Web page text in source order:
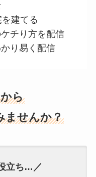
建てる
チり方を配信
り易く配信
ら
ませんか？
立ち…／